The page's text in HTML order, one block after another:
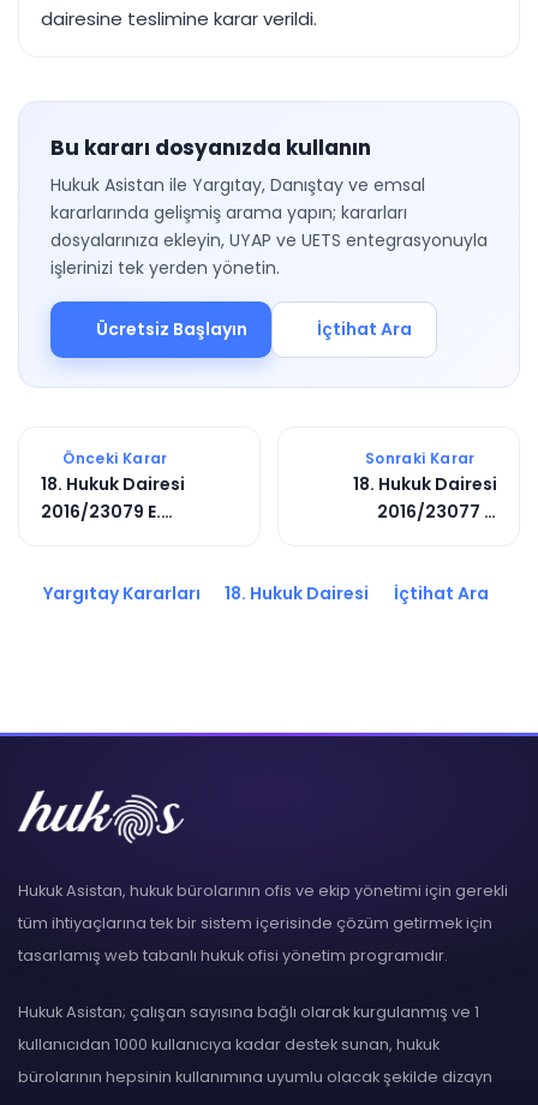
dairesine teslimine karar verildi.
Bu kararı dosyanızda kullanın
Hukuk Asistan ile Yargıtay, Danıştay ve emsal
kararlarında gelişmiş arama yapın; kararları
dosyalarınıza ekleyin, UYAP ve UETS entegrasyonuyla
işlerinizi tek yerden yönetin.
Ücretsiz Başlayın İçtihat Ara
Önceki Karar
18. Hukuk Dairesi
2016/23079 E.
Sonraki Karar
18. Hukuk Dairesi
2016/23077 E.
Yargıtay Kararları 18. Hukuk Dairesi İçtihat Ara
Hukuk Asistan, hukuk bürolarının ofis ve ekip yönetimi için gerekli
tüm ihtiyaçlarına tek bir sistem içerisinde çözüm getirmek için
tasarlamış web tabanlı hukuk ofisi yönetim programıdır.
Hukuk Asistan; çalışan sayısına bağlı olarak kurgulanmış ve 1
kullanıcıdan 1000 kullanıcıya kadar destek sunan, hukuk
bürolarının hepsinin kullanımına uyumlu olacak şekilde dizayn